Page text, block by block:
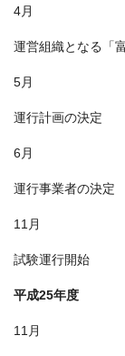
4月
運営組織となる「
5月
運行計画の決定
6月
運行事業者の決定
11月
試験運行開始
平成25年度
11月